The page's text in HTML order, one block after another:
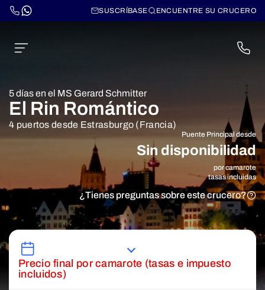
SUSCRÍBASE ENCUENTRE SU CRUCERO
5 días en el MS Gerard Schmitter
El Rin Romántico
4 puertos desde Estrasburgo (Francia)
Puente Principal desde
Sin disponibilidad
por camarote
tasas incluidas
¿Tienes preguntas sobre este crucero?
Precio final por camarote (tasas e impuesto
incluidos)